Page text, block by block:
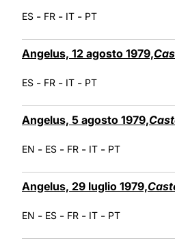
ES - FR - IT - PT
Angelus, 12 agosto 1979,
ES - FR - IT - PT
Angelus, 5 agosto 1979,
EN - ES - FR - IT - PT
Angelus, 29 luglio 1979,
EN - ES - FR - IT - PT